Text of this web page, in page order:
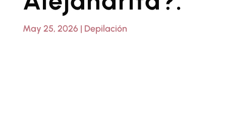
May 25, 2026| Depilación